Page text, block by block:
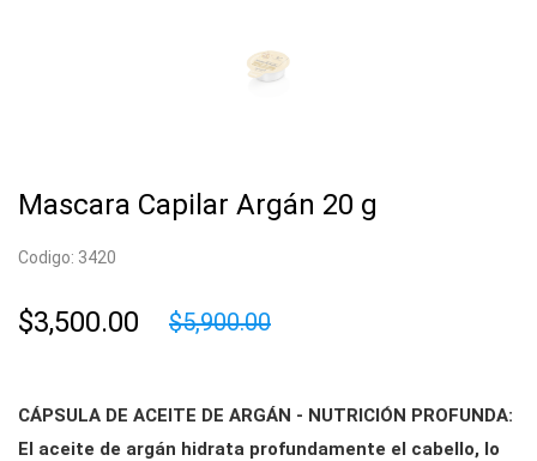
Mascara Capilar Argán 20 g
Codigo: 3420
$3,500.00 $5,900.00
CÁPSULA DE ACEITE DE ARGÁN - NUTRICIÓN PROFUNDA:
El aceite de argán hidrata profundamente el cabello, lo